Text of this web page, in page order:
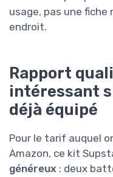
usage, pas une
endroit.
Rapport
intéressant
déjà équipé
Pour le tarif auquel
Amazon, ce kit
généreux : deux